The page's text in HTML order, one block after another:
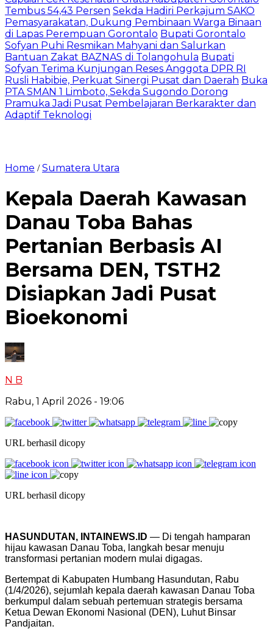
Tembus 54,43 Persen Sekda Hadiri Perkajum SAKO
Pemasyarakatan, Dukung Pembinaan Warga Binaan
di Lapas Perempuan Gorontalo Bupati Gorontalo
Sofyan Puhi Resmikan Mahyani dan Salurkan
Bantuan Zakat BAZNAS di Tolangohula Bupati
Sofyan Terima Kunjungan Reses Anggota DPR RI
Rusli Habibie, Perkuat Sinergi Pusat dan Daerah Buka
PTA SMAN 1 Limboto, Sekda Sugondo Dorong
Pramuka Jadi Pusat Pembelajaran Berkarakter dan
Adaptif Teknologi
Home /Sumatera Utara
Kepala Daerah Kawasan
Danau Toba Bahas
Pertanian Berbasis AI
Bersama DEN, TSTH2
Disiapkan Jadi Pusat
Bioekonomi
N B
Rabu, 1 April 2026 - 19:06
URL berhasil dicopy
URL berhasil dicopy
HASUNDUTAN, INTAINEWS.ID — Di tengah hamparan
hijau kawasan Danau Toba, langkah besar menuju
transformasi pertanian modern mulai digagas.
Bertempat di Kabupaten Humbang Hasundutan, Rabu
(1/4/2026), sejumlah kepala daerah kawasan Danau Toba
berkumpul dalam sebuah pertemuan strategis bersama
Ketua Dewan Ekonomi Nasional (DEN), Luhut Binsar
Pandjaitan.